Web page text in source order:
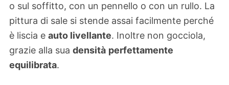
o sul soffitto, con un pennello o con un rullo. La
pittura di sale si stende assai facilmente perché
è liscia e auto livellante. Inoltre non gocciola,
grazie alla sua densità perfettamente
equilibrata.